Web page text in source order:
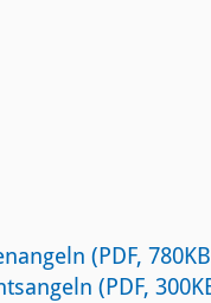
(PDF,
(PDF,